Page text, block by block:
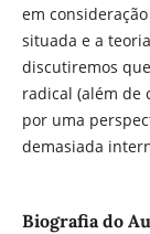
em
situada e a
discutiremos
radical (além de
por uma
demasiada
Biografia do